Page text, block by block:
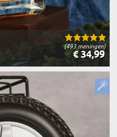
(493 meningen)
€ 34,99